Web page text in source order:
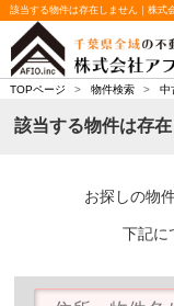
該当する物件は存在しません｜株式
TOPページ > 物件検索 > 中
該当する物件は存
お探しの物
下記に